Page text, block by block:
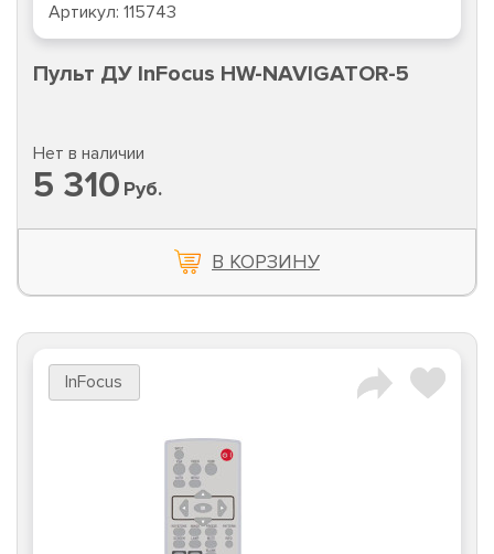
Артикул: 115743
Пульт ДУ InFocus HW-NAVIGATOR-5
Нет в наличии
5 310 Руб.
В КОРЗИНУ
InFocus